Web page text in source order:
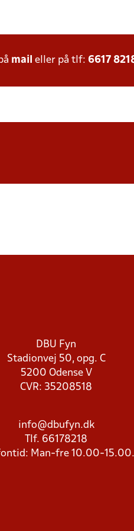
mail eller på tlf: 6617
DBU Fyn
Stadionvej 50, opg. C
5200 Odense V
CVR: 35208518
info@dbufyn.dk
Tlf. 66178218
Man-fre 10.00-15.00.